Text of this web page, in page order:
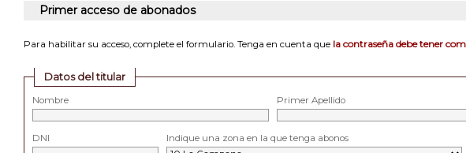
Primer acceso de abonados
Para habilitar su acceso, complete el formulario. Tenga en cuenta que la contraseña debe tener
Datos del titular
Nombre Primer Apellido
DNI Indique una zona en la que tenga abonos